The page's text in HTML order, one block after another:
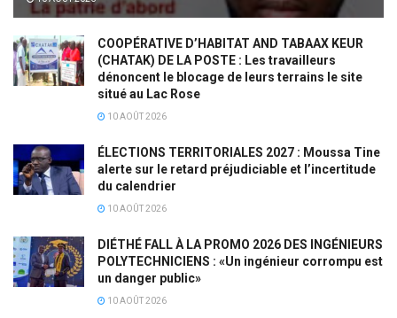
COOPÉRATIVE D’HABITAT AND TABAAX KEUR
(CHATAK) DE LA POSTE : Les travailleurs
dénoncent le blocage de leurs terrains le site
situé au Lac Rose
10 AOÛT 2026
ÉLECTIONS TERRITORIALES 2027 : Moussa Tine
alerte sur le retard préjudiciable et l’incertitude
du calendrier
10 AOÛT 2026
DIÉTHÉ FALL À LA PROMO 2026 DES INGÉNIEURS
POLYTECHNICIENS : «Un ingénieur corrompu est
un danger public»
10 AOÛT 2026